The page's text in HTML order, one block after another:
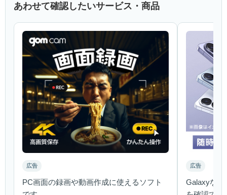
あわせて確認したいサービス・商品
広告
PC画面の録画や動画作成に使えるソフト
広告
Galaxyなど